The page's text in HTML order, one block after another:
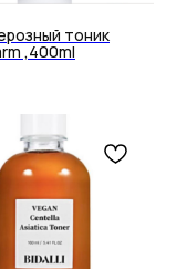
тоник
,400ml